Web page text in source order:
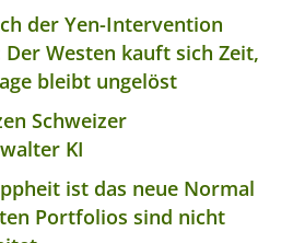
der Yen-Intervention
Der Westen kauft sich Zeit,
bleibt ungelöst
Schweizer
KI
ist das neue Normal
Portfolios sind nicht